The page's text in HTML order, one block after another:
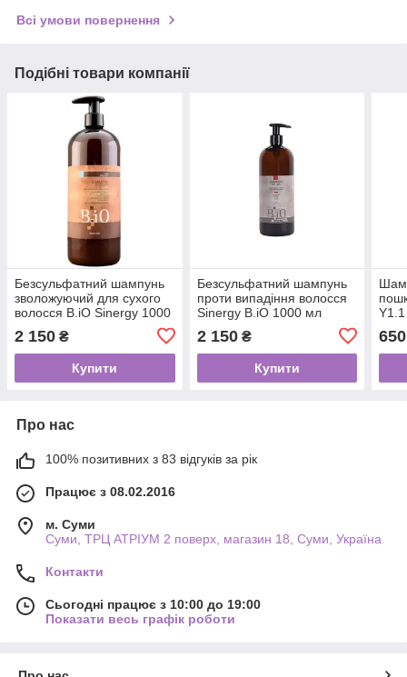
Всі умови повернення
Подібні товари компанії
Безсульфатний шампунь
зволожуючий для сухого
волосся B.iO Sinergy 1000
2 150 ₴
Купити
Безсульфатний шампунь
проти випадіння волосся
Sinergy B.iO 1000 мл
2 150₴
Купити
650
Про нас
100% позитивних з 83 відгуків за рік
Працює з 08.02.2016
м. Суми
Суми, ТРЦ АТРІУМ 2 поверх, магазин 18, Суми, Україна
Контакти
Сьогодні працює з 10:00 до 19:00
Показати весь графік роботи